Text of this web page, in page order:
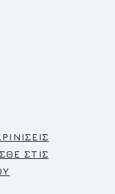
ΣΤΙΣ